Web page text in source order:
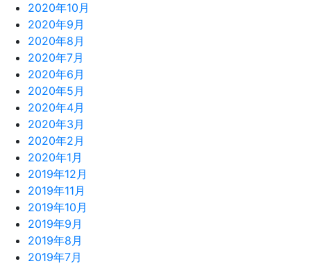
2020年10月
2020年9月
2020年8月
2020年7月
2020年6月
2020年5月
2020年4月
2020年3月
2020年2月
2020年1月
2019年12月
2019年11月
2019年10月
2019年9月
2019年8月
2019年7月